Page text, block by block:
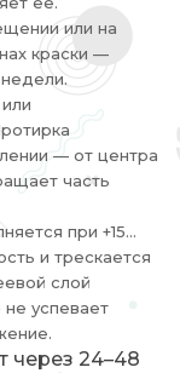
или на
краски —
— от центра
часть
при +15…
и трескается
слой
успевает
через 24–48